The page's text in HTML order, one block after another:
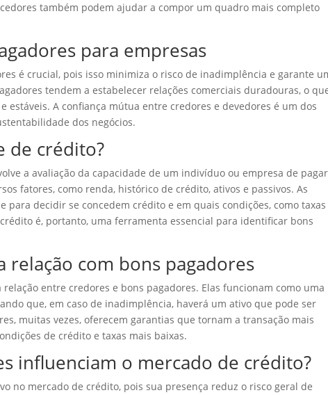
também podem ajudar a compor um quadro mais completo
para empresas
é crucial, pois isso minimiza o risco de inadimplência e garante
tendem a estabelecer relações comerciais duradouras, o
estáveis. A confiança mútua entre credores e devedores é um dos
dos negócios.
de crédito?
a avaliação da capacidade de um indivíduo ou empresa de pagar
fatores, como renda, histórico de crédito, ativos e passivos. As
decidir se concedem crédito e em quais condições, como taxas
é, portanto, uma ferramenta essencial para identificar bons
relação com bons pagadores
entre credores e bons pagadores. Elas funcionam como uma
que, em caso de inadimplência, haverá um ativo que pode ser
muitas vezes, oferecem garantias que tornam a transação mais
de crédito e taxas mais baixas.
influenciam o mercado de crédito?
no mercado de crédito, pois sua presença reduz o risco geral de